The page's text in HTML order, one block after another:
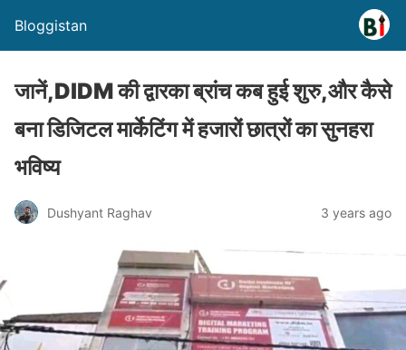
Bloggistan
जानें,DIDM की द्वारका ब्रांच कब हुई शुरु,और कैसे
बना डिजिटल मार्केटिंग में हजारों छात्रों का सुनहरा
भविष्य
Dushyant Raghav 3 years ago